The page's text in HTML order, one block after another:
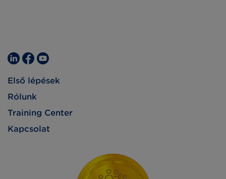
Első lépések
Rólunk
Training Center
Kapcsolat